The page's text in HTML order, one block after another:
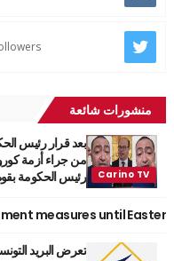
منشورات شائعة
بعد قرار رئيس
من جراء أزمة
رئيس الحكومة
measures until Easter
تعرض البريد